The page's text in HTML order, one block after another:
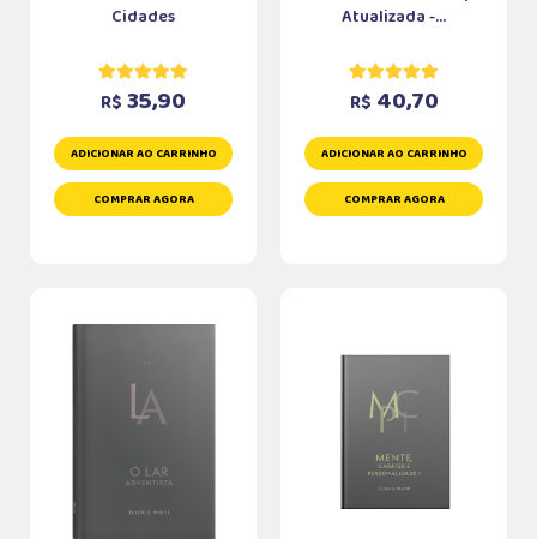
Cidades
R$ 35,90
ADICIONAR AO CARRINHO
COMPRAR AGORA
Atualizada -...
R$ 40,70
ADICIONAR AO CARRINHO
COMPRAR AGORA